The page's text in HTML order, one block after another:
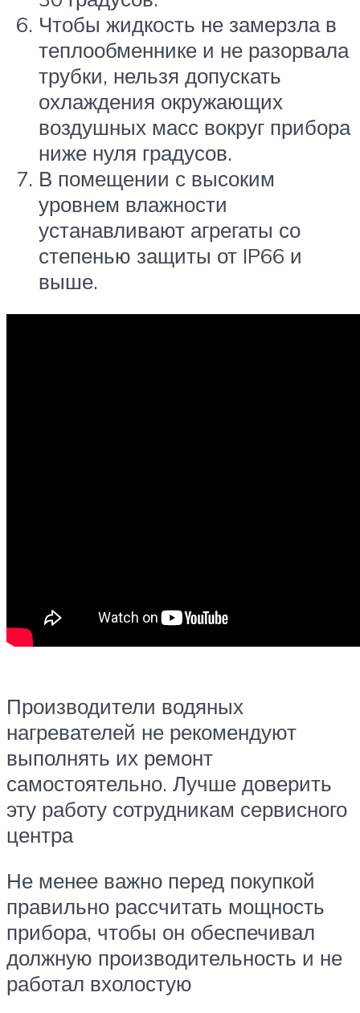
Чтобы жидкость не замерзла в
теплообменнике и не разорвала
трубки, нельзя допускать
охлаждения окружающих
воздушных масс вокруг прибора
ниже нуля градусов.
В помещении с высоким
уровнем влажности
устанавливают агрегаты со
степенью защиты от IP66 и
выше.
Производители водяных
нагревателей не рекомендуют
выполнять их ремонт
самостоятельно. Лучше доверить
эту работу сотрудникам сервисного
центра
Не менее важно перед покупкой
правильно рассчитать мощность
прибора, чтобы он обеспечивал
должную производительность и не
работал вхолостую